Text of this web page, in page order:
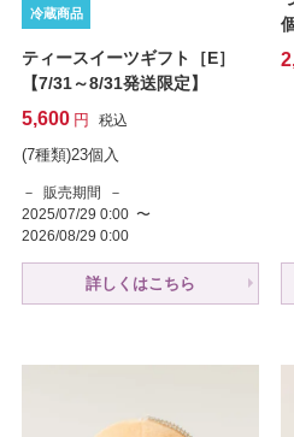
冷蔵商品
ティースイーツギフト［E］
【7/31～8/31発送限定】
5,600 税込
(7種類)23個入
販売期間
2025/07/29 0:00 〜
2026/08/29 0:00
詳しくはこちら